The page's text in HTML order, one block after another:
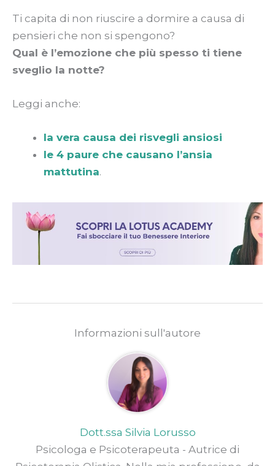
Ti capita di non riuscire a dormire a causa di
pensieri che non si spengono?
Qual è l’emozione che più spesso ti tiene
sveglio la notte?
Leggi anche:
la vera causa dei risvegli ansiosi
le 4 paure che causano l’ansia
mattutina.
Informazioni sull'autore
Dott.ssa Silvia Lorusso
Psicologa e Psicoterapeuta - Autrice di